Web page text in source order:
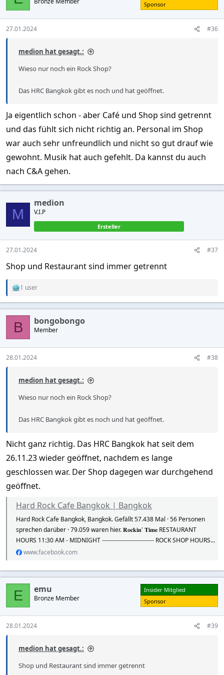
o
n
s
Sponsor
27.01.2024 #36
medion hat gesagt.:
Wieso nur noch ein Rock Shop?
Das HRC Bangkok gibt es noch und hat geöffnet.
Ja eigentlich schon - aber Café und Shop sind getrennt
und das fühlt sich nicht richtig an. Personal im Shop
war auch sehr unfreundlich und nicht so gut drauf wie
gewohnt. Musik hat auch gefehlt. Da kannst du auch
nach C&A gehen.
M
medion
V.I.P
Ersteller
27.01.2024 #37
Shop und Restaurant sind immer getrennt
R
a
c
o
n
s
1 user
B bongobongo
Member
28.01.2024 #38
medion hat gesagt.:
Wieso nur noch ein Rock Shop?
Das HRC Bangkok gibt es noch und hat geöffnet.
Nicht ganz richtig. Das HRC Bangkok hat seit dem
26.11.23 wieder geöffnet, nachdem es lange
geschlossen war. Der Shop dagegen war durchgehend
geöffnet.
Hard Rock Cafe Bangkok | Bangkok
Hard Rock Cafe Bangkok, Bangkok. Gefällt 57.438 Mal · 56 Personen
sprechen darüber · 79.059 waren hier. 𝐑𝐨𝐜𝐤𝐢𝐧' 𝐓𝐢𝐦𝐞 RESTAURANT
HOURS 11:30 AM - MIDNIGHT -------------------------- ROCK SHOP HOURS...
www.facebook.com
E emu
Bronze Member
Insider Mitglied
Sponsor
28.01.2024 #39
medion hat gesagt.:
Shop und Restaurant sind immer getrennt